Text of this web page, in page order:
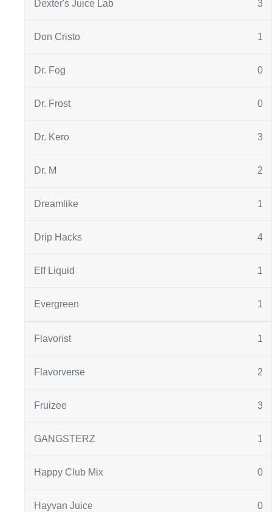
Dexter's Juice Lab 3
Don Cristo 1
Dr. Fog 0
Dr. Frost 0
Dr. Kero 3
Dr. M 2
Dreamlike 1
Drip Hacks 4
Elf Liquid 1
Evergreen 1
Flavorist 1
Flavorverse 2
Fruizee 3
GANGSTERZ 1
Happy Club Mix 0
Hayvan Juice 0